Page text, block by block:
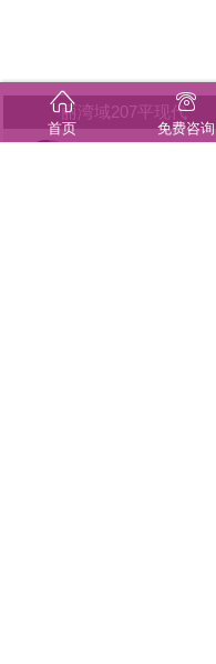
丽湾域207平现代
首页 免费咨询